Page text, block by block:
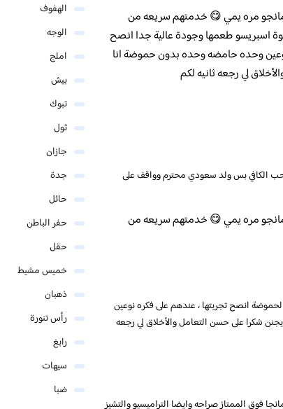
مره يمي 😋 خدمتهم سريعه من
اسبريسو طعمها وجودة عالية جدا انصح
وحده حامضه وحده بدون حموضة انا
لي رجعه ثانيه لكم
الكافي بس ولد سعودي محترم وواقف على
مره يمي 😋 خدمتهم سريعه من
انصح تجربتها ، عندهم على فكره نوعين
شكرا على حسن التعامل والأخلاق لي رجعه
فوق الممتاز صراحه وايضا التراميسيو والتشيز
الهفوف
الوجه
املج
بيش
تبوك
ثول
جازان
جدة
حائل
حفر الباطن
حقل
خميس مشيط
ذهبان
رأس تنورة
رابغ
سيهات
ضبا